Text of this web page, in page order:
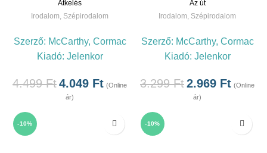
Átkelés
Irodalom Szépirodalom
Szerző: McCarthy, Cormac
Kiadó: Jelenkor
4.499Ft4.049 Ft (Online
ár)
Az út
Irodalom Szépirodalom
Szerző: McCarthy, Cormac
Kiadó: Jelenkor
3.299Ft2.969 Ft (Online
ár)
-10% -10%